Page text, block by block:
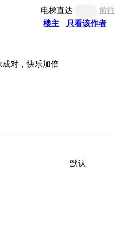
电梯直达
前往
楼主
只看该作者
默认